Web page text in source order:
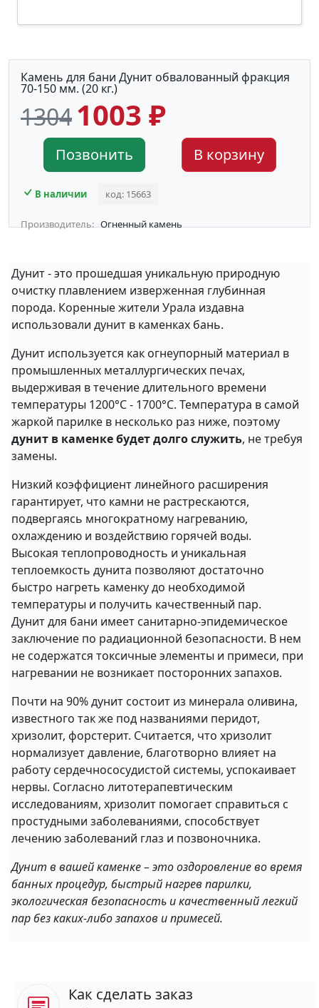
Камень для бани Дунит обвалованный фракция
70-150 мм. (20 кг.)
13041003 ₽
Позвонить В корзину
В наличии код: 15663
Производитель: Огненный камень
Дунит - это прошедшая уникальную природную
очистку плавлением изверженная глубинная
порода. Коренные жители Урала издавна
использовали дунит в каменках бань.
Дунит используется как огнеупорный материал в
промышленных металлургических печах,
выдерживая в течение длительного времени
температуры 1200°C - 1700°C. Температура в самой
жаркой парилке в несколько раз ниже, поэтому
дунит в каменке будет долго служить, не требуя
замены.
Низкий коэффициент линейного расширения
гарантирует, что камни не растрескаются,
подвергаясь многократному нагреванию,
охлаждению и воздействию горячей воды.
Высокая теплопроводность и уникальная
теплоемкость дунита позволяют достаточно
быстро нагреть каменку до необходимой
температуры и получить качественный пар.
Дунит для бани имеет санитарно-эпидемическое
заключение по радиационной безопасности. В нем
не содержатся токсичные элементы и примеси, при
нагревании не возникает посторонних запахов.
Почти на 90% дунит состоит из минерала оливина,
известного так же под названиями перидот,
хризолит, форстерит. Считается, что хризолит
нормализует давление, благотворно влияет на
работу сердечнососудистой системы, успокаивает
нервы. Согласно литотерапевтическим
исследованиям, хризолит помогает справиться с
простудными заболеваниями, способствует
лечению заболеваний глаз и позвоночника.
Дунит в вашей каменке – это оздоровление во время
банных процедур, быстрый нагрев парилки,
экологическая безопасность и качественный легкий
пар без каких-либо запахов и примесей.
Как сделать заказ